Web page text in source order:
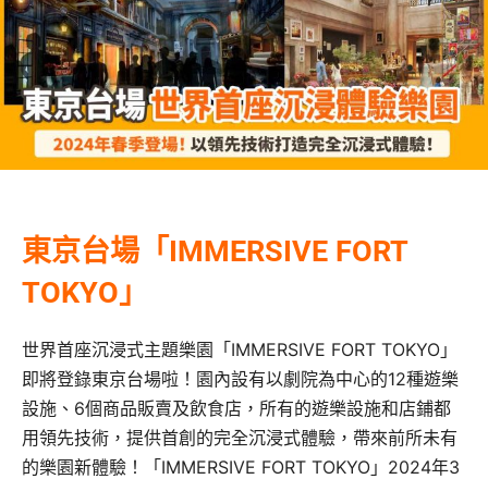
東京台場「IMMERSIVE FORT
TOKYO」
世界首座沉浸式主題樂園「IMMERSIVE FORT TOKYO」
即將登錄東京台場啦！園內設有以劇院為中心的12種遊樂
設施、6個商品販賣及飲食店，所有的遊樂設施和店鋪都
用領先技術，提供首創的完全沉浸式體驗，帶來前所未有
的樂園新體驗！「IMMERSIVE FORT TOKYO」2024年3